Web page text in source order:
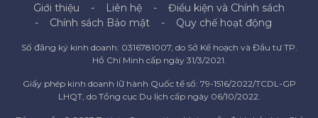
Giới thiệu Liên hệ
Điều kiện và Chính sách
Chính sách Bảo mật
Quy chế hoạt động
Số đăng ký kinh doanh: 0316781007, do Sở Kế hoạch và Đầu tư TP.
Hồ Chí Minh cấp ngày 31/3/2021.
Giấy phép kinh doanh lữ hành Quốc tế số: 79-1516/2022/TCDL-GP
LHQT, do Tổng cục Du lịch cấp ngày 06/10/2022.